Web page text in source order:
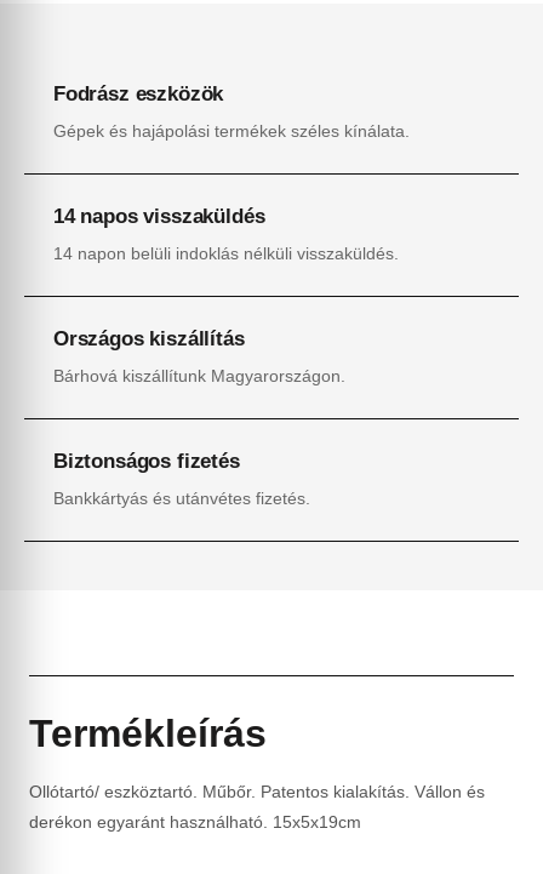
Fodrász eszközök
Gépek és hajápolási termékek széles kínálata.
14 napos visszaküldés
14 napon belüli indoklás nélküli visszaküldés.
Országos kiszállítás
Bárhová kiszállítunk Magyarországon.
Biztonságos fizetés
Bankkártyás és utánvétes fizetés.
Termékleírás
Ollótartó/ eszköztartó. Műbőr. Patentos kialakítás. Vállon és
derékon egyaránt használható. 15x5x19cm